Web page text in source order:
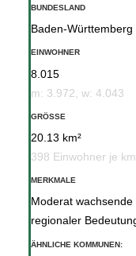
BUNDESLAND
Baden-Württemberg
EINWOHNER
8.015
m: 3.972, w: 4.043
GRÖSSE
20.13 km²
398 Einwohner je
MERKMALE
Moderat
regionaler
ÄHNLICHE KOMMUNEN: